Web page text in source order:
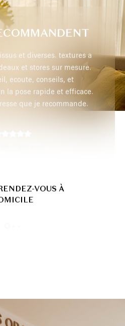
je recommande
29 juillet 2026